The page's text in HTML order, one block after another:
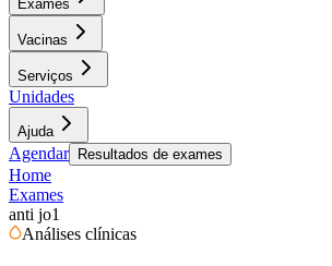
Exames
Vacinas
Serviços
Unidades
Ajuda
Agendar Resultados de exames
Home
Exames
anti jo1
Análises clínicas